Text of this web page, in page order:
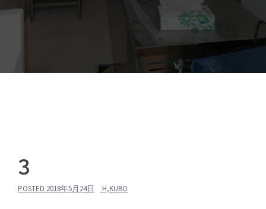
3
POSTED 2018年5月24日 H,KUBO